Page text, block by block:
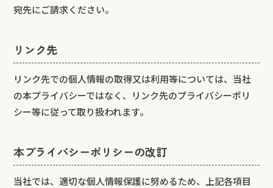
宛先にご請求ください。
リンク先
リンク先での個人情報の取得又は利用等については、当社
の本プライバシーではなく、リンク先のプライバシーポリ
シー等に従って取り扱われます。
本プライバシーポリシーの改訂
当社では、適切な個人情報保護に努めるため、上記各項目